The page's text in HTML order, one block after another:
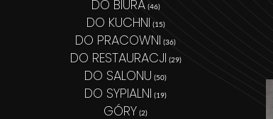
DO BIURA (46)
DO KUCHNI (15)
DO PRACOWNI (36)
DO RESTAURACJI (29)
DO SALONU (50)
DO SYPIALNI (19)
GÓRY (2)